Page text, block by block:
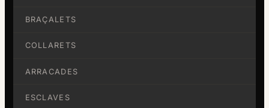
BRAÇALETS
COLLARETS
ARRACADES
ESCLAVES